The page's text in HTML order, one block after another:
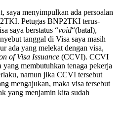
saya menyimpulkan ada persoalan
Petugas BNP2TKI terus-
saya berstatus “void“(batal),
tanggal di Visa saya masih
ada yang melekat dengan visa,
of Visa Issuance (CCVI). CCVI
membutuhkan tenaga pekerja
namun jika CCVI tersebut
mengajukan, maka visa tersebut
yang menjamin kita sudah